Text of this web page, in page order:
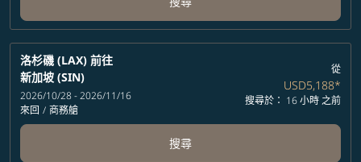
洛杉磯 (LAX) 前往
新加坡 (SIN)
2026/10/28 - 2026/11/16
來回 / 商務艙
從
USD5,188*
搜尋於： 16 小時 之前
搜尋